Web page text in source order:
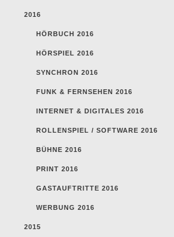
2016
HÖRBUCH 2016
HÖRSPIEL 2016
SYNCHRON 2016
FUNK & FERNSEHEN 2016
INTERNET & DIGITALES 2016
ROLLENSPIEL / SOFTWARE 2016
BÜHNE 2016
PRINT 2016
GASTAUFTRITTE 2016
WERBUNG 2016
2015